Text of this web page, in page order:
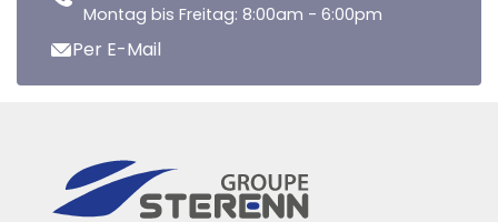
Montag bis Freitag: 8:00am - 6:00pm
Per E-Mail